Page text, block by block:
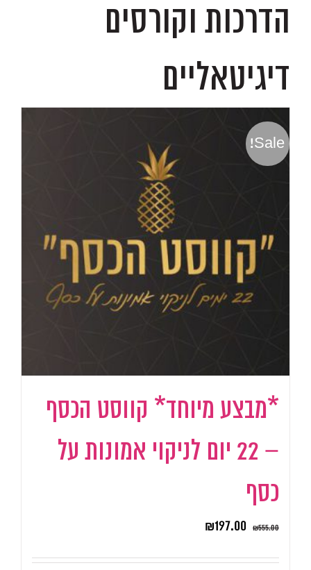
הדרכות וקורסים
דיגיטאליים
Sale!
*מבצע מיוחד* קווסט הכסף
– 22 יום לניקוי אמונות על
כסף
₪555.00
₪197.00